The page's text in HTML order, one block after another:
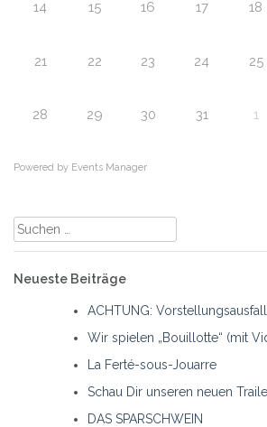
14 15 16 17 18
21 22 23 24 25
28 29 30 31 1
Powered by Events Manager
Suche
nach:
Neueste Beiträge
ACHTUNG:
Wir spielen „Bouillotte“ (mit
La Ferté-sous-Jouarre
Schau Dir unseren neuen
DAS SPARSCHWEIN